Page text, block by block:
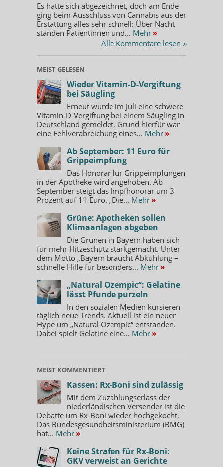
Es hatte sich abgezeichnet, doch am Ende
ging beim Ausschluss von Cannabis aus der
Erstattung alles sehr schnell: Über Nacht
standen Patientinnen und... Mehr »
Alle Kommentare lesen »
MEIST GELESEN
Wieder Vitamin-D-Vergiftung
bei Säugling
Erneut wurde im Juli eine schwere
Vitamin-D-Vergiftung bei einem Säugling in
Deutschland gemeldet. Grund hierfür war
eine Fehlverabreichung eines... Mehr »
Ab September: 11 Euro für
Grippeimpfung
Das Honorar für Grippeimpfungen
in der Apotheke wird angehoben. Ab
September steigt das Impfhonorar um 3
Prozent auf 11 Euro. „Die... Mehr »
Grüne: Apotheken sollen
Klimaanlagen abgeben
Die Grünen in Bayern haben sich
für mehr Hitzeschutz starkgemacht. Unter
dem Motto „Bayern braucht Abkühlung –
schnelle Hilfe für besonders... Mehr »
„Natural Ozempic“: Gelatine
lässt Pfunde purzeln
In den sozialen Medien kursieren
täglich neue Trends. Aktuell ist ein neuer
Hype um „Natural Ozempic“ entstanden.
Dabei spielt Gelatine eine... Mehr »
MEIST KOMMENTIERT
Kassen: Rx-Boni sind zulässig
Mit dem Zuzahlungserlass der
niederländischen Versender ist die
Debatte um Rx-Boni wieder hochgekocht.
Das Bundesgesundheitsministerium (BMG)
hat... Mehr »
Keine Strafen für Rx-Boni:
GKV verweist an Gerichte